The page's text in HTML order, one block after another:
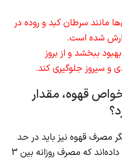
مانند سرطان کبد و روده در
شده است.
ببخشد و از بروز
و سیروز جلوگیری کند.
خواص قهوه، مقدار
مصرف قهوه نیز باید در حد
تعادل باشد. مطالعات نشان داده‌اند که مصرف روزانه بین 3